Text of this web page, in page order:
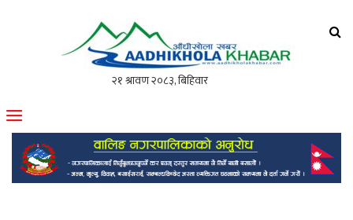
मोफसलकै लोकप्रिय अनलाइन पत्रिका